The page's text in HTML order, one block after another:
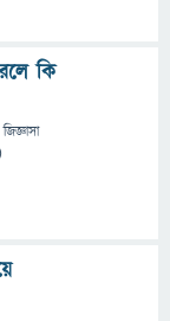
কি
জিজ্ঞাসা